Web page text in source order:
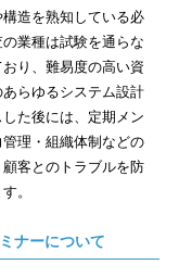
造を熟知している必
業種は試験を通らな
り、難易度の高い資
らゆるシステム設計
た後には、定期メン
理・組織体制などの
客とのトラブルを防
。
ナーについて